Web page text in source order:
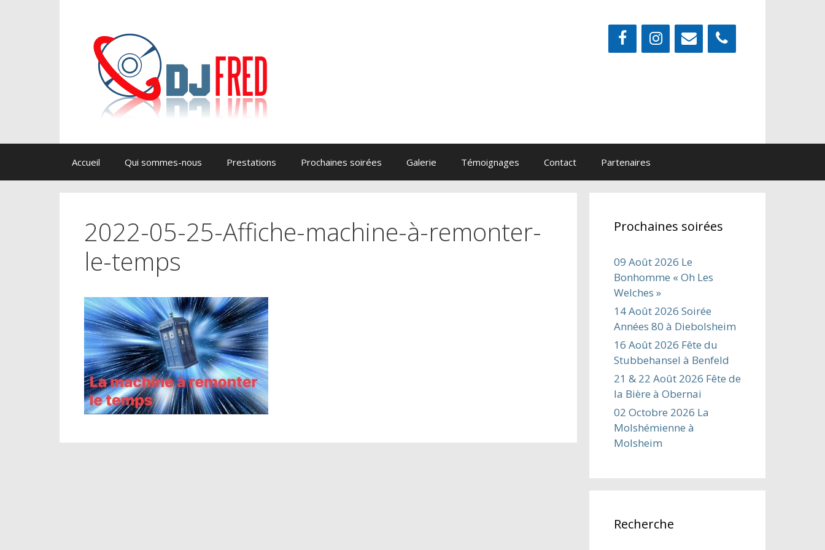
Accueil Qui sommes-nous Prestations Prochaines soirées Galerie Témoignages Contact Partenaires
2022-05-25-Affiche-machine-à-remonter-
le-temps
Prochaines soirées
09 Août 2026 Le
Bonhomme « Oh Les
Welches »
14 Août 2026 Soirée
Années 80 à Diebolsheim
16 Août 2026 Fête du
Stubbehansel à Benfeld
21 & 22 Août 2026 Fête de
la Bière à Obernai
02 Octobre 2026 La
Molshémienne à
Molsheim
Recherche